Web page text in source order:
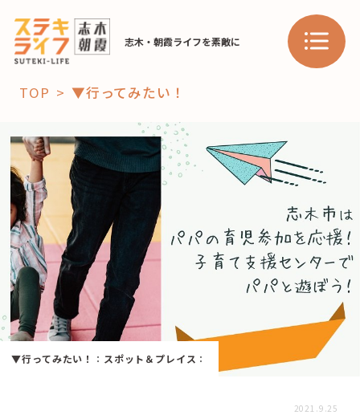
志木・朝霞ライフを素敵に
子育て
暮らし
スポット 学び・教育
「場」
HAREL 活用事例
TOP ▼行ってみたい！
▼行ってみたい！ ： スポット＆プレイス ：
2021.9.25